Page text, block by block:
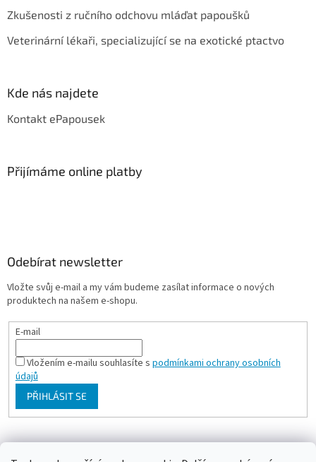
Zkušenosti z ručního odchovu mláďat papoušků
Veterinární lékaři, specializující se na exotické ptactvo
Kde nás najdete
Kontakt ePapousek
Přijímáme online platby
Odebírat newsletter
Vložte svůj e-mail a my vám budeme zasílat informace o nových
produktech na našem e-shopu.
E-mail
Vložením e-mailu souhlasíte s podmínkami ochrany osobních
údajů
PŘIHLÁSIT SE